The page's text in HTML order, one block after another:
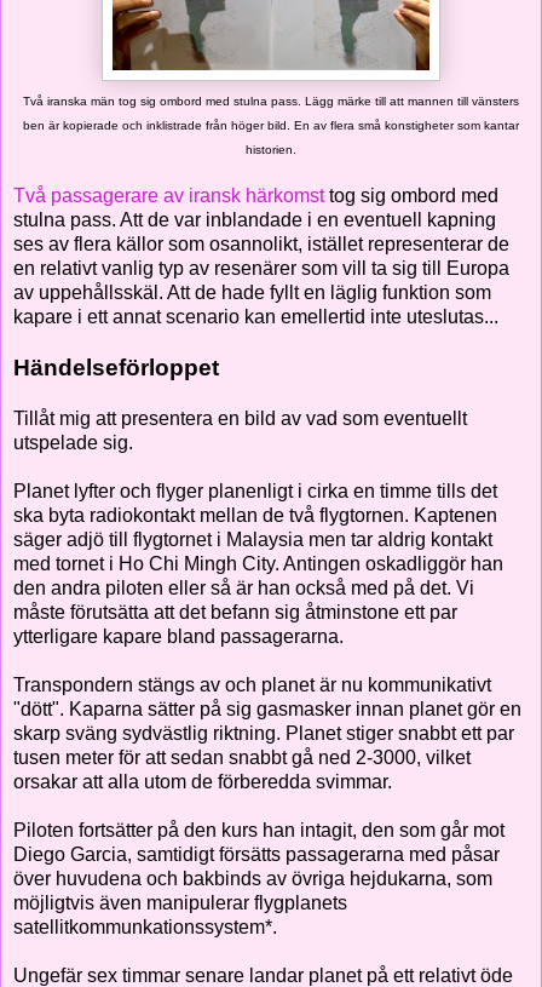
Två iranska män tog sig ombord med stulna pass. Lägg märke till att mannen till vänsters
ben är kopierade och inklistrade från höger bild. En av flera små konstigheter som kantar
historien.
Två passagerare av iransk härkomsttog sig ombord med
stulna pass. Att de var inblandade i en eventuell kapning
ses av flera källor som osannolikt, istället representerar de
en relativt vanlig typ av resenärer som vill ta sig till Europa
av uppehållsskäl. Att de hade fyllt en läglig funktion som
kapare i ett annat scenario kan emellertid inte uteslutas...
Händelseförloppet
Tillåt mig att presentera en bild av vad som eventuellt
utspelade sig.
Planet lyfter och flyger planenligt i cirka en timme tills det
ska byta radiokontakt mellan de två flygtornen. Kaptenen
säger adjö till flygtornet i Malaysia men tar aldrig kontakt
med tornet i Ho Chi Mingh City. Antingen oskadliggör han
den andra piloten eller så är han också med på det. Vi
måste förutsätta att det befann sig åtminstone ett par
ytterligare kapare bland passagerarna.
Transpondern stängs av och planet är nu kommunikativt
"dött". Kaparna sätter på sig gasmasker innan planet gör en
skarp sväng sydvästlig riktning. Planet stiger snabbt ett par
tusen meter för att sedan snabbt gå ned 2-3000, vilket
orsakar att alla utom de förberedda svimmar.
Piloten fortsätter på den kurs han intagit, den som går mot
Diego Garcia, samtidigt försätts passagerarna med påsar
över huvudena och bakbinds av övriga hejdukarna, som
möjligtvis även manipulerar flygplanets
satellitkommunkationssystem*.
Ungefär sex timmar senare landar planet på ett relativt öde